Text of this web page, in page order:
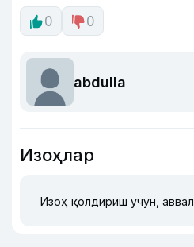
0 0
abdulla
Изоҳлар
Изоҳ қолдириш учун, аввал